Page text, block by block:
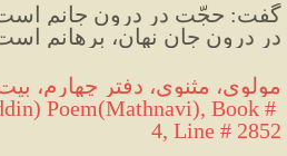
گفت: حجّت در درونِ جانم
در درونِ جان نهان، برهانم
مولوی، مثنوی، دفتر چهارم، بیت
Poem(Mathnavi), Book #
4, Line # 2852